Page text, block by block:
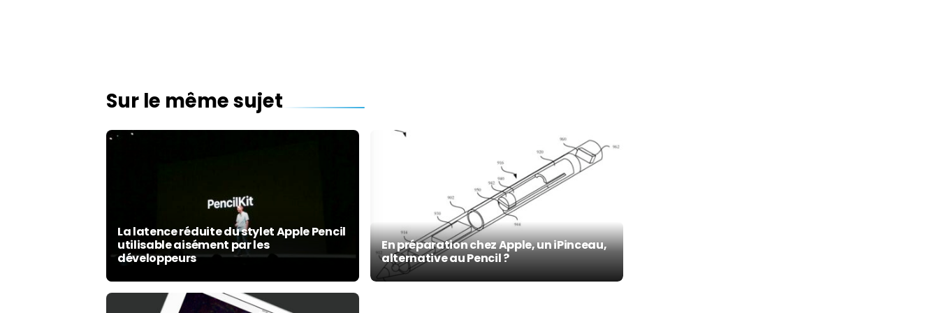
Sur le même sujet
La latence réduite du stylet Apple Pencil
utilisable aisément par les
développeurs
En préparation chez Apple, un iPinceau,
alternative au Pencil ?